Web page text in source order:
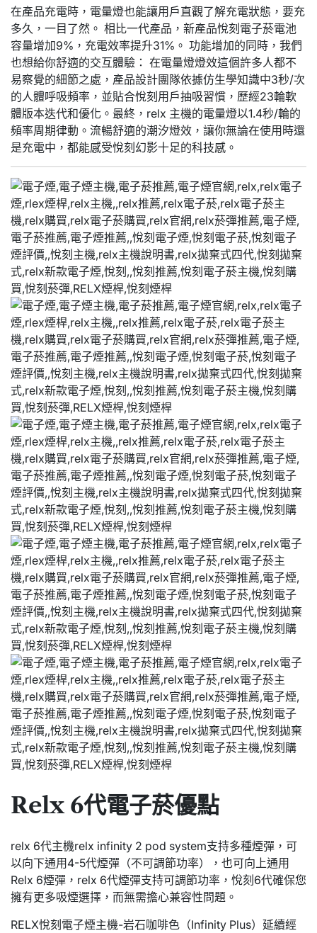
在產品充電時，電量燈也能讓用戶直觀了解充電狀態，要充
多久，一目了然。 相比一代產品，新產品悅刻電子菸電池
容量增加9%，充電效率提升31%。 功能增加的同時，我們
也想給你舒適的交互體驗： 在電量燈燈效這個許多人都不
易察覺的細節之處，產品設計團隊依據仿生學知識中3秒/次
的人體呼吸頻率，並貼合悅刻用戶抽吸習慣，歷經23輪軟
體版本迭代和優化。最終，relx 主機的電量燈以1.4秒/輪的
頻率周期律動。流暢舒適的潮汐燈效，讓你無論在使用時還
是充電中，都能感受悅刻幻影十足的科技感。
Relx 6代電子菸優點
relx 6代主機relx infinity 2 pod system支持多種煙彈，可
以向下通用4-5代煙彈（不可調節功率），也可向上通用
Relx 6煙彈，relx 6代煙彈支持可調節功率，悅刻6代確保您
擁有更多吸煙選擇，而無需擔心兼容性問題。
RELX悅刻電子煙主機-岩石咖啡色（Infinity Plus）延續經